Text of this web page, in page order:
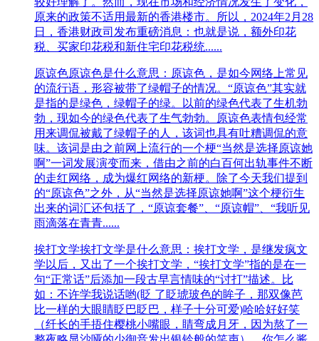
原来的政策不适用最新的香港楼市。所以，2024年2月28
日，香港财政司发布重磅消息：也就是说，额外印花
税、买家印花税和新住宅印花税统......
原谅色原谅色是什么意思：原谅色，是如今网络上常见
的流行语，形容被带了绿帽子的情况。“原谅色”其实就
是指的是绿色，绿帽子的绿。以前的绿色代表了生机勃
勃，现如今的绿色代表了生气勃勃。原谅色表情包经常
用来调侃被戴了绿帽子的人，该词也具有吐糟调侃的意
味。该词是由之前网上流行的一个梗“当然是选择原谅她
啊”一词发展演变而来，借由之前的白百何出轨事件不断
的走红网络，成为爆红网络的新梗。除了今天我们提到
的“原谅色”之外，从“当然是选择原谅她啊”这个梗衍生
出来的词汇还包括了，“原谅套餐”、“原谅帽”、“我听见
雨滴落在青青......
挨打文学挨打文学是什么意思：挨打文学，是继发疯文
学以后，又出了一个挨打文学，“挨打文学”指的是在一
句“正常话”后添加一段古早言情味的“讨打”描述。比
如：不许学我说话哟(眨 了眨琥玻色的眸子，那双像芭
比一样的大眼睛眨巴眨巴，样子十分可爱)哈哈好好笑
（纤长的手捂住樱桃小嘴眼，睛弯成月牙，因为熬了一